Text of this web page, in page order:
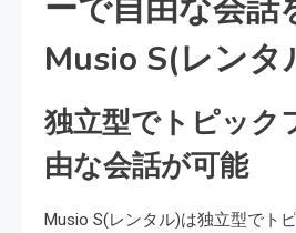
ーで自由な会話
Musio S(レンタ
独立型でトピック
由な会話が可能
Musio S(レンタル)は独立型でト